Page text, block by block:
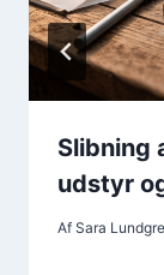
Slibning
udstyr
Af Sara